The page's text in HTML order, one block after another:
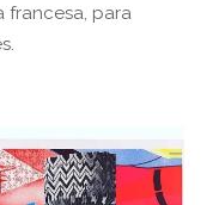
francesa, para